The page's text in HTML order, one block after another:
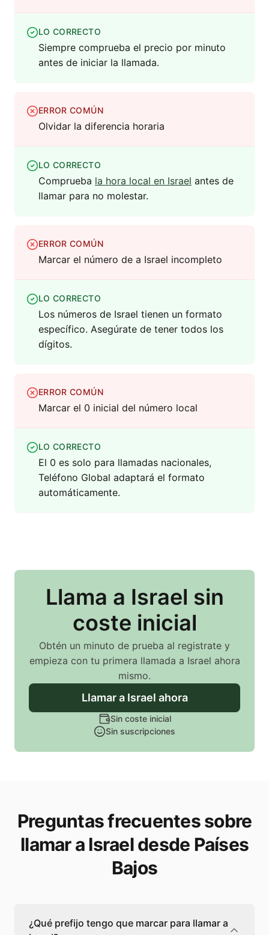
LO CORRECTO
Siempre comprueba el precio por minuto
antes de iniciar la llamada.
ERROR COMÚN
Olvidar la diferencia horaria
LO CORRECTO
Comprueba la hora local en Israel antes de
llamar para no molestar.
ERROR COMÚN
Marcar el número de a Israel incompleto
LO CORRECTO
Los números de Israel tienen un formato
específico. Asegúrate de tener todos los
dígitos.
ERROR COMÚN
Marcar el 0 inicial del número local
LO CORRECTO
El 0 es solo para llamadas nacionales,
Teléfono Global adaptará el formato
automáticamente.
Llama a Israel sin
coste inicial
Obtén un minuto de prueba al registrate y
empieza con tu primera llamada a Israel ahora
mismo.
Llamara Israel ahora
Sin coste inicial
Sin suscripciones
Preguntas frecuentes sobre
llamar a Israel desde Países
Bajos
¿Qué prefijo tengo que marcar para llamar a